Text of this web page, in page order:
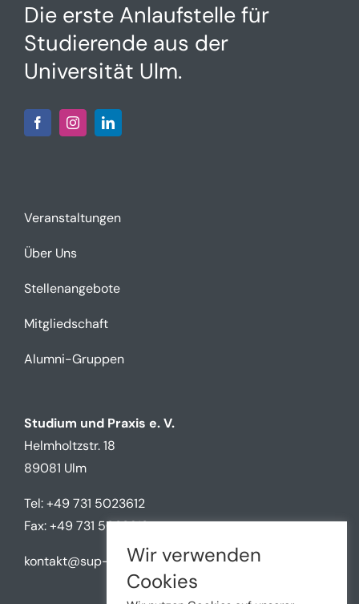
Die erste Anlaufstelle für
Studierende aus der
Universität Ulm.
Veranstaltungen
Über Uns
Stellenangebote
Mitgliedschaft
Alumni-Gruppen
Studium und Praxis e. V.
Helmholtzstr. 18
89081 Ulm
Tel: +49 731 5023612
Fax: +49 731 5023612
kontakt@sup-ulm.deWir verwenden
Cookies